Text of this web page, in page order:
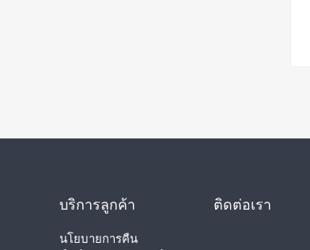
บริการลูกค้า
นโยบายการคืน
ติดต่อเรา